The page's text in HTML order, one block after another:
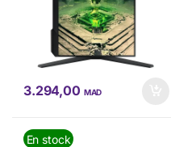
3.294,00 MAD
En stock